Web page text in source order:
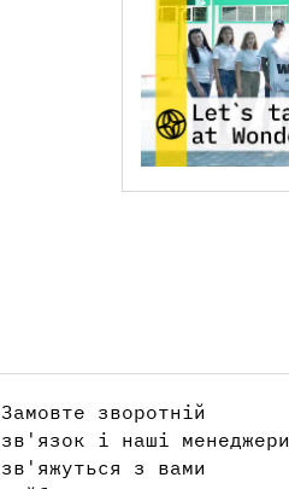
Замовте зворотній
зв'язок і наші менеджери
зв'яжуться з вами